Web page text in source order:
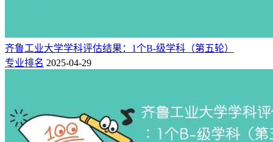
齐鲁工业大学学科评估结果：1个B-级学科（第五轮）
专业排名 2025-04-29